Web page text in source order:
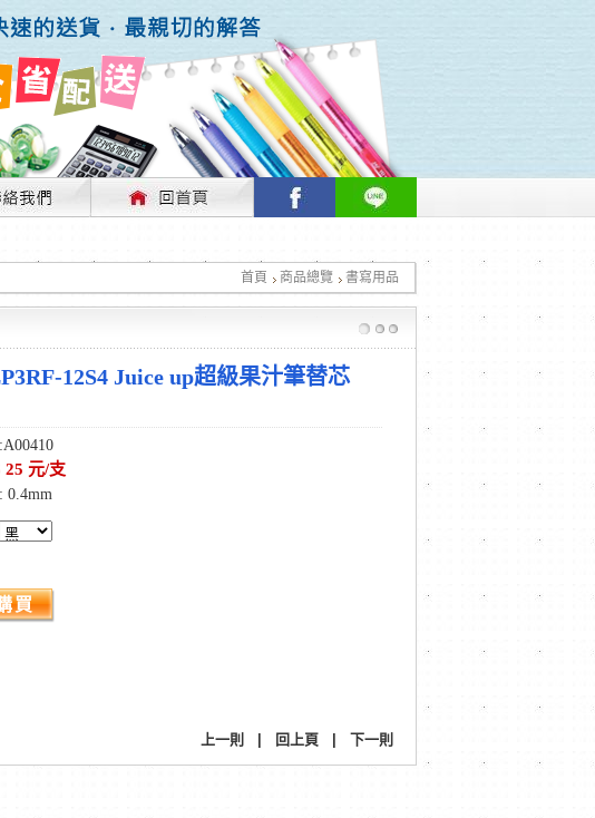
工廠原物料行情做適時的調整，不便之處敬請見諒！
工廠原物料行情做適時的調整，不便之處敬請見諒！
首頁 商品總覽 書寫用品
12S4 Juice up超級果汁筆替芯
25 元/支
0.4mm
買
上一則 回上頁 下一則